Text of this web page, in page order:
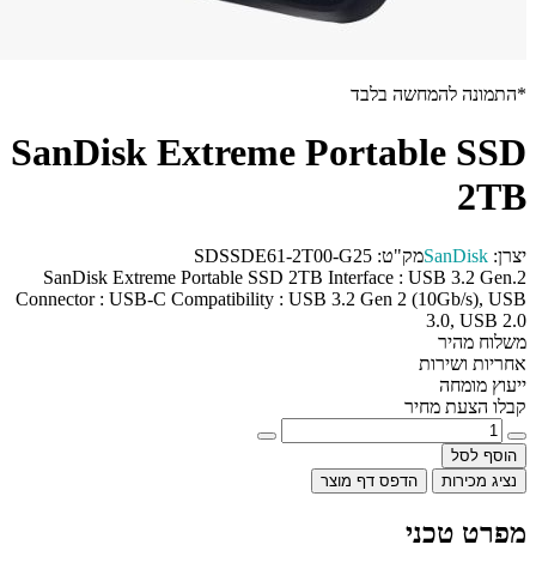
*התמונה להמחשה בלבד
SanDisk Extreme Portable SSD
2TB
יצרן:SanDiskמק"ט:SDSSDE61-2T00-G25
SanDisk Extreme Portable SSD 2TB Interface : USB 3.2 Gen.2
Connector : USB-C Compatibility : USB 3.2 Gen 2 (10Gb/s), USB
3.0, USB 2.0
משלוח מהיר
אחריות ושירות
ייעוץ מומחה
קבלו הצעת מחיר
הוסף לסל
נציג מכירות
הדפס דף מוצר
מפרט טכני